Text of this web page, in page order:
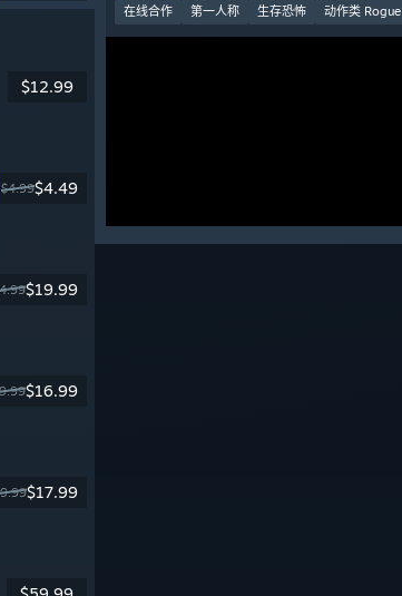
$12.99
$4.99$4.49
$19.99
$16.99
$17.99
在线合作 第一人称 生存恐怖 动作类 Rogue